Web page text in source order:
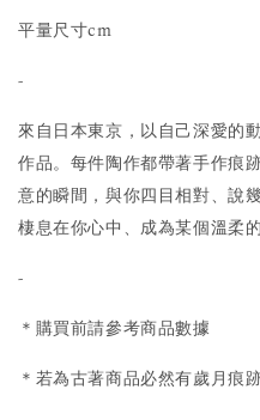
平量尺寸cm
-
來自日本東京，以自己深愛的
作品。每件陶作都帶著手作痕
意的瞬間，與你四目相對、說
棲息在你心中、成為某個溫柔
-
＊購買前請參考商品數據
＊若為古著商品必然有歲月痕